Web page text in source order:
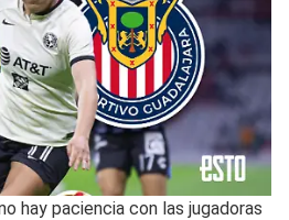
hay paciencia con las jugadoras